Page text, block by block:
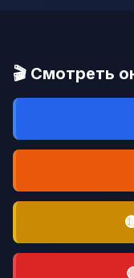
🎬 Смотреть